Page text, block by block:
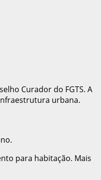
Curador do FGTS. A
urbana.
para habitação. Mais